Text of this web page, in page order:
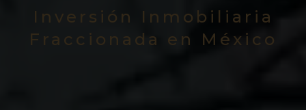
Inversión Inmobiliaria
Fraccionada en México